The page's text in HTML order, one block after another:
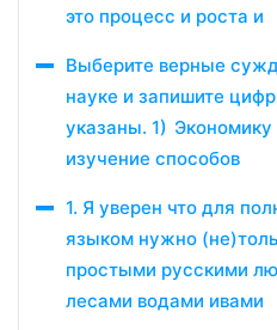
это процесс и роста и
Выберите верные
науке и запишите
указаны. 1)
изучение способов
1. Я уверен что для
языком нужно
простыми русскими
лесами водами ивами